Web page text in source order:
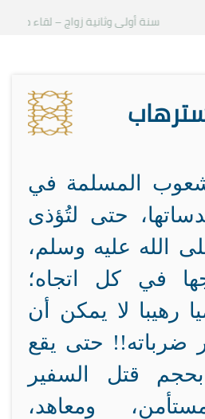
سنة أولى وثانية زواج – لقاء مع
المسلمة في
حتى لتُؤذى
الله عليه وسلم،
في كل اتجاه؛
رهيبا لا يمكن أن
ضرباته!! حتى يقع
قتل السفير
ومعاهد،